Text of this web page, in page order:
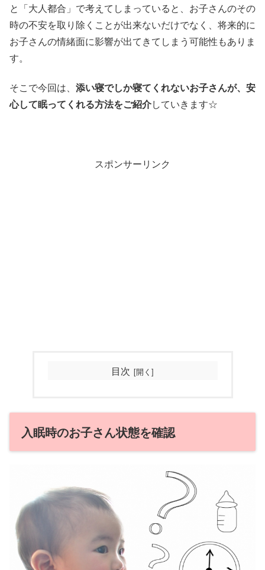
と「大人都合」で考えてしまっていると、お子さんのその
時の不安を取り除くことが出来ないだけでなく、将来的に
お子さんの情緒面に影響が出てきてしまう可能性もありま
す。
そこで今回は、 添い寝でしか寝てくれないお子さんが、安
心して眠ってくれる方法をご紹介していきます☆
スポンサーリンク
目次
入眠時のお子さん状態を確認